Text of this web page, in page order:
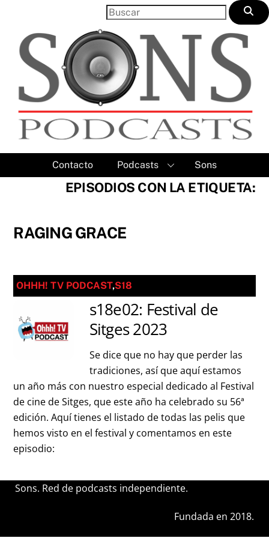
content
Contacto Podcasts Sons
EPISODIOS CON LA ETIQUETA:
RAGING GRACE
OHHH! TV PODCAST,S18
s18e02: Festival de
Sitges 2023
Se dice que no hay que perder las
tradiciones, así que aquí estamos
un año más con nuestro especial dedicado al Festival
de cine de Sitges, que este año ha celebrado su 56ª
edición. Aquí tienes el listado de todas las pelis que
hemos visto en el festival y comentamos en este
episodio:
Sons. Red de podcasts independiente.
Fundada en 2018.